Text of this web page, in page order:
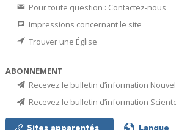
Pour toute question : Contactez-nous
Impressions concernant le site
Trouver une Église
ABONNEMENT
Recevez le bulletin d’information
Recevez le bulletin d’information